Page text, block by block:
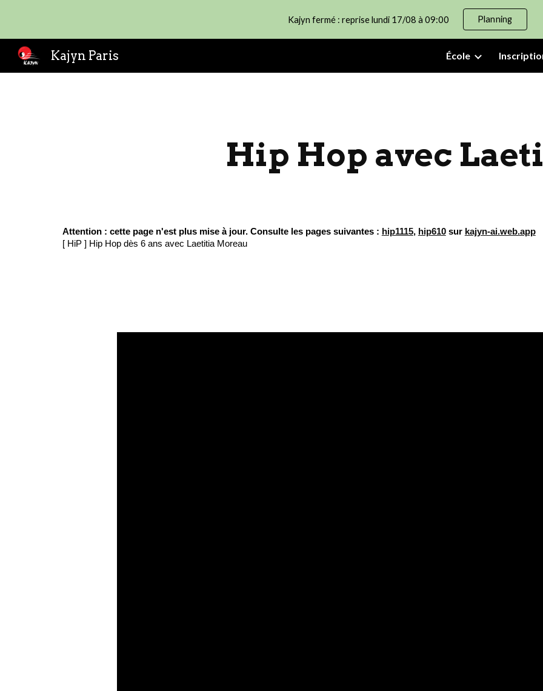
Skip to main content Skip to
Kajyn fermé : reprise lundi 17/08 à 09:00 Planning
Kajyn Paris École
Hip Hop avec
Attention : cette page n'est plus mise à jour. Consulte les pages suivantes : hip1115, hip610sur kajyn-ai.web.app
[ HiP ] Hip Hop dès 6 ans avec Laetitia Moreau